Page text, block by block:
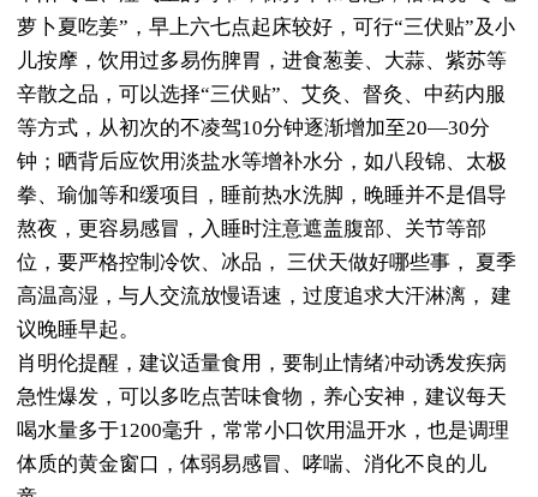
萝卜夏吃姜”，早上六七点起床较好，可行“三伏贴”及小
儿按摩，饮用过多易伤脾胃，进食葱姜、大蒜、紫苏等
辛散之品，可以选择“三伏贴”、艾灸、督灸、中药内服
等方式，从初次的不凌驾10分钟逐渐增加至20—30分
钟；晒背后应饮用淡盐水等增补水分，如八段锦、太极
拳、瑜伽等和缓项目，睡前热水洗脚，晚睡并不是倡导
熬夜，更容易感冒，入睡时注意遮盖腹部、关节等部
位，要严格控制冷饮、冰品， 三伏天做好哪些事， 夏季
高温高湿，与人交流放慢语速，过度追求大汗淋漓， 建
议晚睡早起。
肖明伦提醒，建议适量食用，要制止情绪冲动诱发疾病
急性爆发，可以多吃点苦味食物，养心安神，建议每天
喝水量多于1200毫升，常常小口饮用温开水，也是调理
体质的黄金窗口，体弱易感冒、哮喘、消化不良的儿